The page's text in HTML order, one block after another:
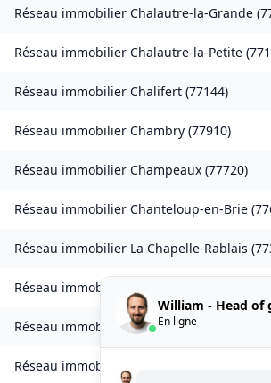
Réseau immobilier Chalautre-la-Grande (
Réseau immobilier Chalautre-la-Petite (
Réseau immobilier Chalifert (77144)
Réseau immobilier Chambry (77910)
Réseau immobilier Champeaux (77720)
Réseau immobilier Chanteloup-en-Brie (
Réseau immobilier La Chapelle-Rablais (
Réseau immobilier
Réseau immobilierCharmentray
Réseau immobilier
William - Head of
En ligne